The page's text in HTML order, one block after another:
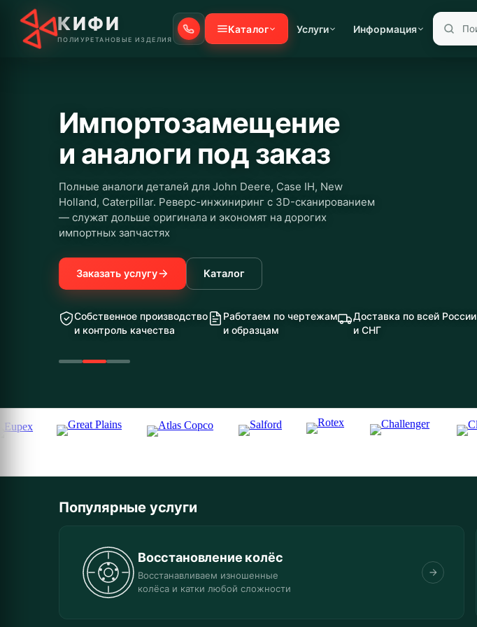
КИФИ
ПОЛИУРЕТАНОВЫЕ ИЗДЕЛИЯ
Каталог Услуги Информация
Импортозамещение
и аналоги под заказ
Полные аналоги деталей для John Deere, Case IH, New
Holland, Caterpillar. Реверс-инжиниринг с 3D-сканированием
— служат дольше оригинала и экономят на дорогих
импортных запчастях
Заказать услугу Каталог
Собственное производство
и контроль качества
Работаем по чертежам
и образцам
Доставка по всей России
и СНГ
Популярные услуги
Восстановление колёс
Восстанавливаем изношенные
колёса и катки любой сложности